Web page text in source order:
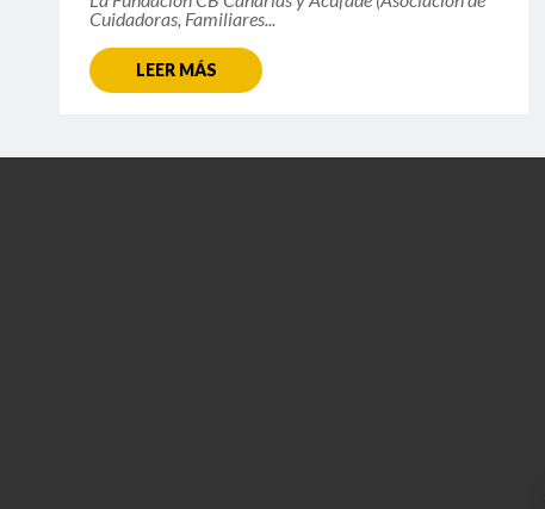
Cuidadoras, Familiares...
LEER MÁS